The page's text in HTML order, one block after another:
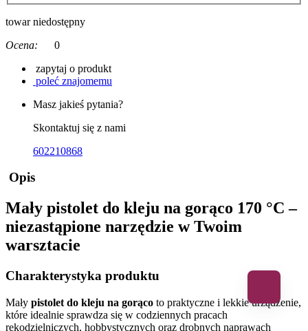
towar niedostępny
Ocena:
0
zapytaj o produkt
poleć znajomemu
Masz jakieś pytania?
Skontaktuj się z nami
602210868
Opis
Mały pistolet do kleju na gorąco 170 °C –
niezastąpione narzędzie w Twoim
warsztacie
Charakterystyka produktu
Mały pistolet do kleju na gorąco to praktyczne i lekkie urządzenie,
które idealnie sprawdza się w codziennych pracach
rękodzielniczych, hobbystycznych oraz drobnych naprawach